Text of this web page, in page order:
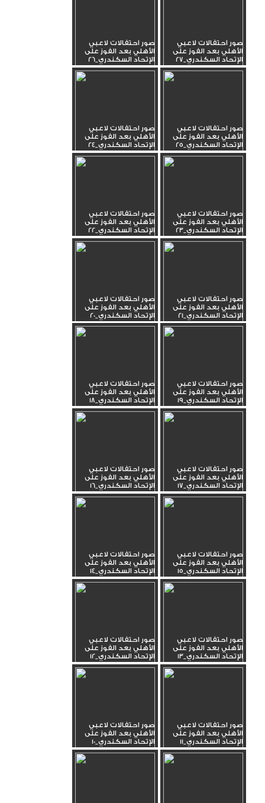
صور احتفالات لاعبي
الأهلي بعد الفوز على
الإتحاد السكندري_27
صور احتفالات لاعبي
الأهلي بعد الفوز على
الإتحاد السكندري_26
صور احتفالات لاعبي
الأهلي بعد الفوز على
الإتحاد السكندري_25
صور احتفالات لاعبي
الأهلي بعد الفوز على
الإتحاد السكندري_24
صور احتفالات لاعبي
الأهلي بعد الفوز على
الإتحاد السكندري_23
صور احتفالات لاعبي
الأهلي بعد الفوز على
الإتحاد السكندري_22
صور احتفالات لاعبي
الأهلي بعد الفوز على
الإتحاد السكندري_21
صور احتفالات لاعبي
الأهلي بعد الفوز على
الإتحاد السكندري_20
صور احتفالات لاعبي
الأهلي بعد الفوز على
الإتحاد السكندري_19
صور احتفالات لاعبي
الأهلي بعد الفوز على
الإتحاد السكندري_18
صور احتفالات لاعبي
الأهلي بعد الفوز على
الإتحاد السكندري_17
صور احتفالات لاعبي
الأهلي بعد الفوز على
الإتحاد السكندري_16
صور احتفالات لاعبي
الأهلي بعد الفوز على
الإتحاد السكندري_15
صور احتفالات لاعبي
الأهلي بعد الفوز على
الإتحاد السكندري_14
صور احتفالات لاعبي
الأهلي بعد الفوز على
الإتحاد السكندري_13
صور احتفالات لاعبي
الأهلي بعد الفوز على
الإتحاد السكندري_12
صور احتفالات لاعبي
الأهلي بعد الفوز على
الإتحاد السكندري_11
صور احتفالات لاعبي
الأهلي بعد الفوز على
الإتحاد السكندري_10